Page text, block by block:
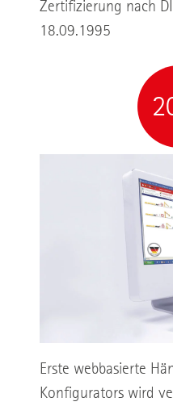
Zertifizierung nach
18.09.1995
Erste webbasierte
Konfigurators wird